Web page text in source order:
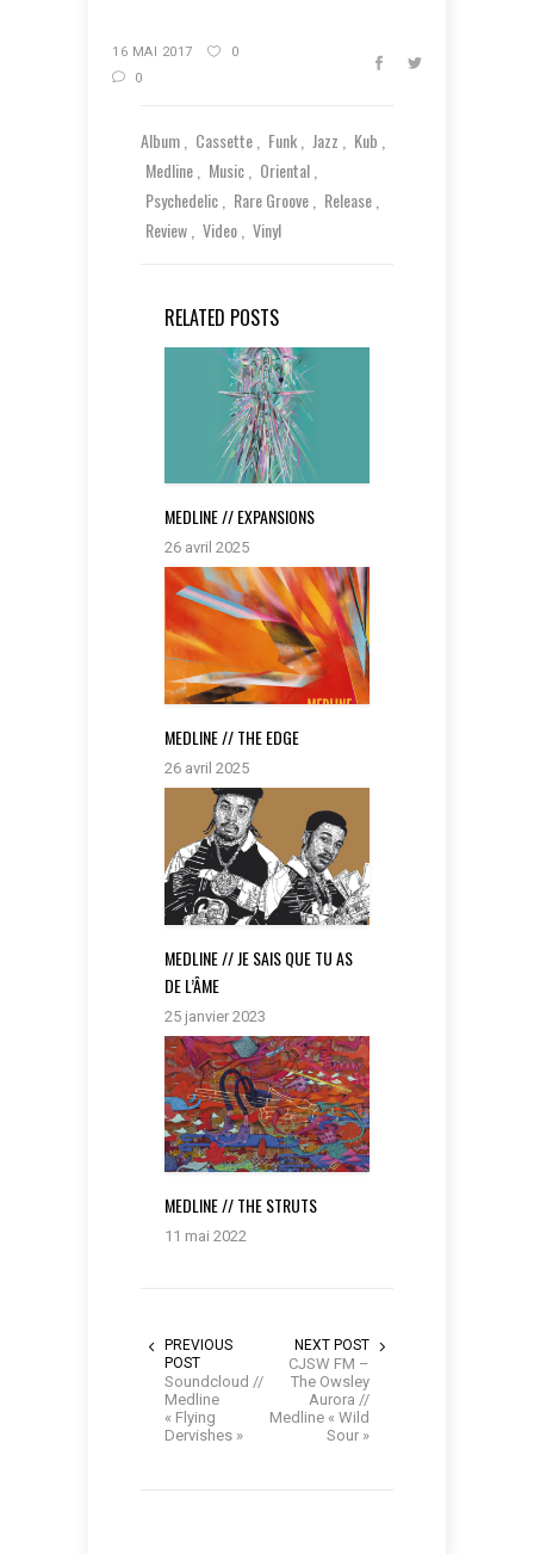
16 MAI 2017
0
0
Album Cassette Funk Jazz
Kub
Medline
Music
Oriental
Psychedelic
Rare Groove
Release
Review
Video Vinyl
RELATED POSTS
MEDLINE // EXPANSIONS
26 avril 2025
MEDLINE // THE EDGE
26 avril 2025
MEDLINE // JE SAIS QUE TU AS
DE L’ÂME
25 janvier 2023
MEDLINE // THE STRUTS
11 mai 2022
PREVIOUS
POST
Soundcloud //
Medline
« Flying
Dervishes »
NEXT POST
CJSW FM –
The Owsley
Aurora //
Medline « Wild
Sour »